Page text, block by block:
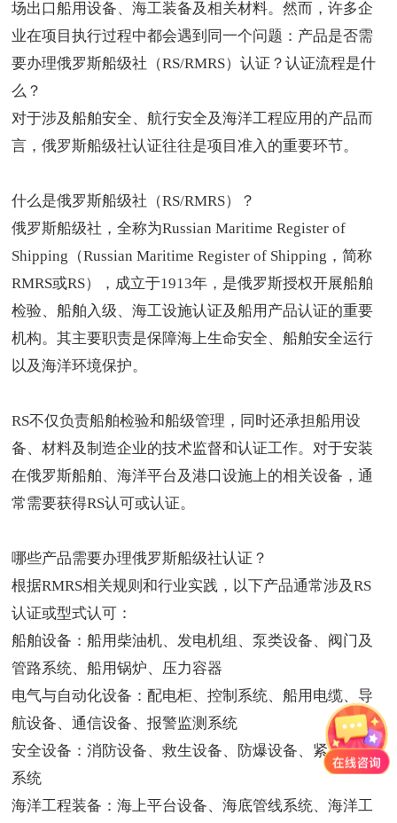
场出口船用设备、海工装备及相关材料。然而，许多企
业在项目执行过程中都会遇到同一个问题：产品是否需
要办理俄罗斯船级社（RS/RMRS）认证？认证流程是什
么？
对于涉及船舶安全、航行安全及海洋工程应用的产品而
言，俄罗斯船级社认证往往是项目准入的重要环节。
什么是俄罗斯船级社 （RS/RMRS）？
俄罗斯船级社，全称为Russian Maritime Register of
Shipping（Russian Maritime Register of Shipping，简称
RMRS或RS），成立于1913年，是俄罗斯授权开展船舶
检验、船舶入级、海工设施认证及船用产品认证的重要
机构。其主要职责是保障海上生命安全、船舶安全运行
以及海洋环境保护。
RS不仅负责船舶检验和船级管理，同时还承担船用设
备、材料及制造企业的技术监督和认证工作。对于安装
在俄罗斯船舶、海洋平台及港口设施上的相关设备，通
常需要获得RS认可或认证。
哪些产品需要办理俄罗斯船级社认证 ？
根据RMRS相关规则和行业实践，以下产品通常涉及RS
认证或型式认可：
船舶设备：船用柴油机、发电机组、泵类设备、阀门及
管路系统、船用锅炉、压力容器
电气与自动化设备：配电柜、控制系统、船用电缆、导
航设备、通信设备、报警监测系统
安全设备：消防设备、救生设备、防爆设备、紧急断电
系统
海洋工程装备：海上平台设备、海底管线系统、海洋工